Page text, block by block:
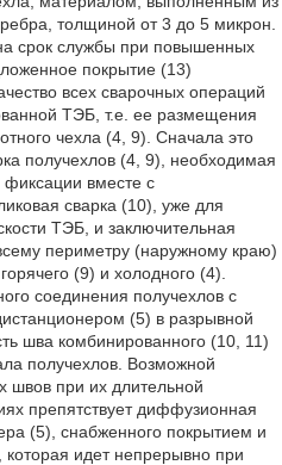
толщиной от 3 до 5 микрон.
срок службы при повышенных
покрытие (13)
всех сварочных операций
ТЭБ, т.е. ее размещения
чехла (4, 9). Сначала это
получехлов (4, 9), необходимая
вместе с
сварка (10), уже для
ТЭБ, и заключительная
периметру (наружному краю)
(9) и холодного (4).
соединения получехлов с
(5) в разрывной
шва комбинированного (10, 11)
получехлов. Возможной
швов при их длительной
препятствует диффузионная
(5), снабженного покрытием и
идет непрерывно при